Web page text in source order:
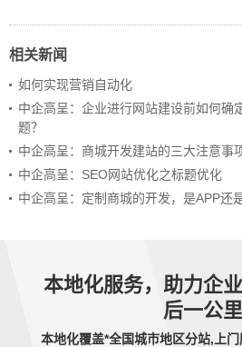
相关新闻
如何实现营销自动化
中企高呈：企业进行网站建设前如何确
题？
中企高呈：商城开发建站的三大注意事
中企高呈：SEO网站优化之标题优化
中企高呈：定制商城的开发，是APP还
本地化服务，助力企
后一公里
本地化覆盖*全国城市地区分站,上